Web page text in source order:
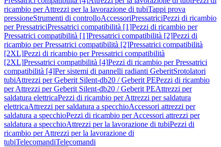
ricambio per Attrezzi per la lavorazione di tubiTappi prova
pressioneStrumenti di controlloAccessoriPressatriciPezzi di ricambio
per PressatriciPressatrici compatibilità [1]Pezzi di ricambio per
Pressatrici compatibilità [1]Pressatrici compatibilità [2]Pezzi di
ricambio per Pressatrici compatibilità [2]Pressatrici compatibilità
[2XL]Pezzi di ricambio per Pressatrici compatibilità
[2XL]Pressatrici compatibilità [4]Pezzi di ricambio per Pressatrici
compatibilità [4]Per sistemi di pannelli radianti GeberitSrotolatori
tubiAttrezzi per Geberit Silent-db20 / Geberit PEPezzi di ricambio
per Attrezzi per Geberit Silent-db20 / Geberit PEAttrezzi per
saldatura elettricaPezzi di ricambio per Attrezzi per saldatura
elettricaAttrezzi per saldatura a specchioAccessori attrezzi per
saldatura a specchioPezzi di ricambio per Accessori attrezzi per
saldatura a specchioAttrezzi per la lavorazione di tubiPezzi di
ricambio per Attrezzi per la lavorazione di
tubiTelecomandiTelecomandi